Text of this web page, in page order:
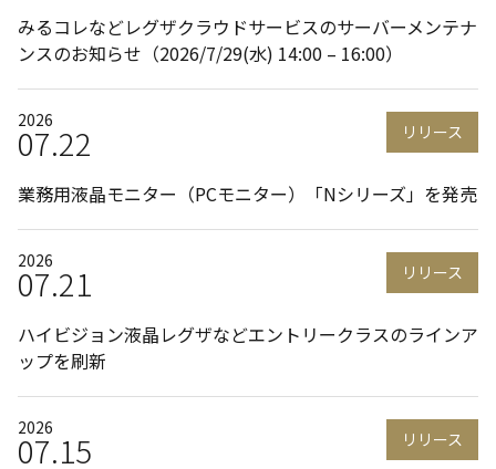
みるコレなどレグザクラウドサービスのサーバーメンテナ
ンスのお知らせ（2026/7/29(水) 14:00 – 16:00）
2026
07.22 リリース
業務用液晶モニター（PCモニター）「Nシリーズ」を発売
2026
07.21 リリース
ハイビジョン液晶レグザなどエントリークラスのラインア
ップを刷新
2026
07.15 リリース